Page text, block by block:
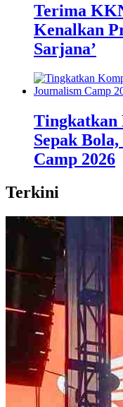
Terima
Kenalkan
Sarjana’
Tingkatkan
Sepak
Camp 2026
Terkini